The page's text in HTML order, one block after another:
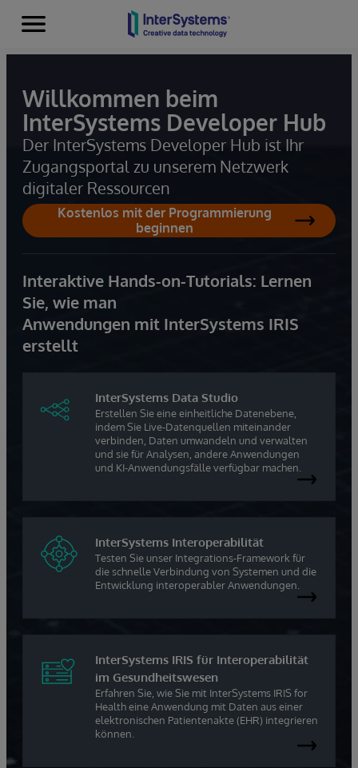
Skip to content
Menu
Willkommen beim
InterSystems Developer Hub
Der InterSystems Developer Hub ist Ihr
Zugangsportal zu unserem Netzwerk
digitaler Ressourcen
Kostenlos mit der Programmierung
beginnen
Interaktive Hands-on-Tutorials: Lernen
Sie, wie man
Anwendungen mit InterSystems IRIS
erstellt
InterSystems Data Studio
Erstellen Sie eine einheitliche Datenebene,
indem Sie Live-Datenquellen miteinander
verbinden, Daten umwandeln und verwalten
und sie für Analysen, andere Anwendungen
und KI-Anwendungsfälle verfügbar machen.
InterSystems Interoperabilität
Testen Sie unser Integrations-Framework für
die schnelle Verbindung von Systemen und die
Entwicklung interoperabler Anwendungen.
InterSystems IRIS für Interoperabilität
im Gesundheitswesen
Erfahren Sie, wie Sie mit InterSystems IRIS for
Health eine Anwendung mit Daten aus einer
elektronischen Patientenakte (EHR) integrieren
können.